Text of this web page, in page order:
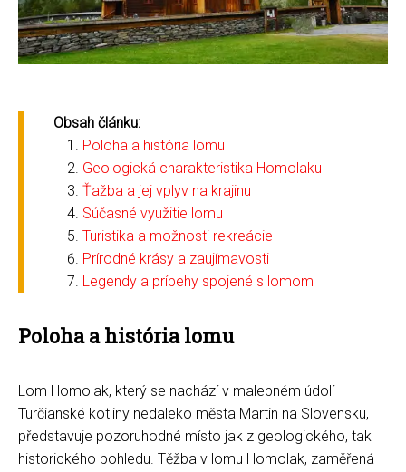
Obsah článku:
Poloha a história lomu
Geologická charakteristika Homolaku
Ťažba a jej vplyv na krajinu
Súčasné využitie lomu
Turistika a možnosti rekreácie
Prírodné krásy a zaujímavosti
Legendy a príbehy spojené s lomom
Poloha a história lomu
Lom Homolak, který se nachází v malebném údolí
Turčianské kotliny nedaleko města Martin na Slovensku,
představuje pozoruhodné místo jak z geologického, tak
historického pohledu. Těžba v lomu Homolak, zaměřená